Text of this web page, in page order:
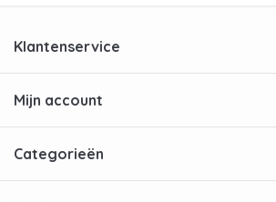
hygiënisch gebruik en perfect
koffiemachine
Populaire Philips
Klantenservice
Mijn account
Categorieën